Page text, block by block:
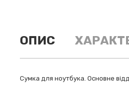
ОПИС
Сумка для ноутбука. Основне